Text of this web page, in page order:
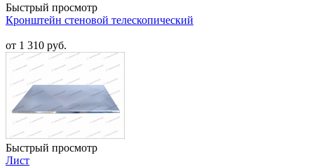
Быстрый просмотр
Кронштейн стеновой телескопический
от 1 310 руб.
Быстрый просмотр
Лист